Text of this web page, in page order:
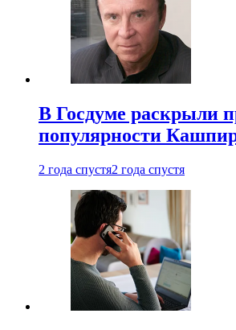
В Госдуме раскрыли
популярности
2 года спустя2 года спустя